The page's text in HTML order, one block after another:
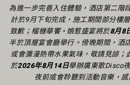
為進一步完善入住體驗，酒店第二階
計於9月下旬完成， 施工期間部分樓
致歉；榴槤華饗 • 娘惹盛宴將於8月8
半於頂層宴會廳舉行。傍晚期間，酒
或會瀰漫熱帶水果氣味，敬請見諒；
於2026年8月14日舉辦廣東歌Disco
夜前或會聆聽到活動音樂，